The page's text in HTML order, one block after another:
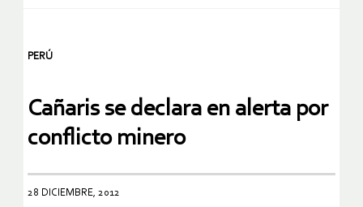
PERÚ
Cañaris se declara en alerta por
conflicto minero
28 DICIEMBRE, 2012